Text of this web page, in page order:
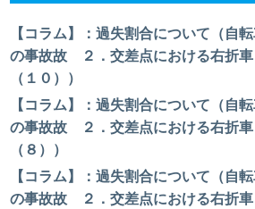
【コラム】：過失割合について（自
の事故故 ２．交差点における右折
（１０））
【コラム】：過失割合について（自
の事故故 ２．交差点における右折
（８））
【コラム】：過失割合について（自
の事故故 ２．交差点における右折